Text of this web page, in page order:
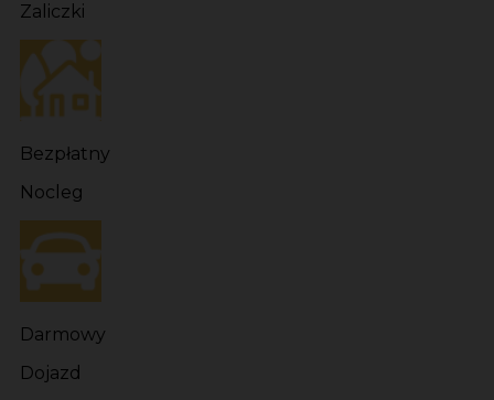
Zaliczki
Bezpłatny
Nocleg
Darmowy
Dojazd